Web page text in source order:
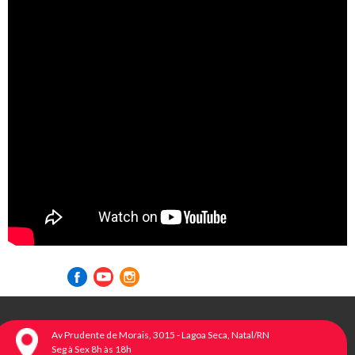
Av Prudente de Morais, 3015 - Lagoa Seca, Natal/RN
Seg à Sex 8h às 18h